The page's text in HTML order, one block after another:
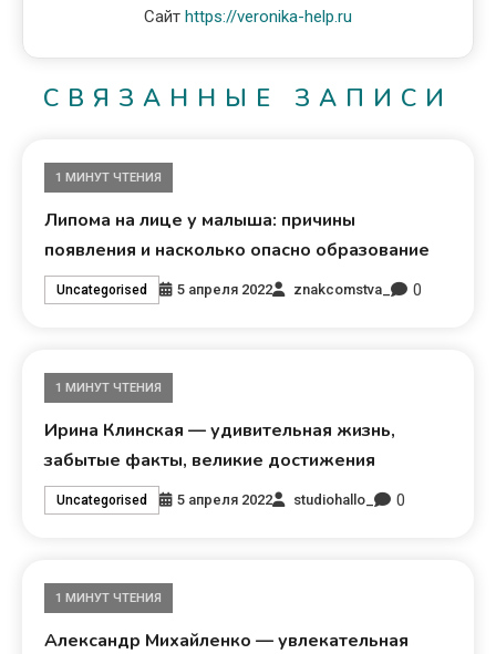
Сайт https://veronika-help.ru
СВЯЗАННЫЕ ЗАПИСИ
1 МИНУТ ЧТЕНИЯ
Липома на лице у малыша: причины
появления и насколько опасно образование
Uncategorised 5 апреля 2022 znakcomstva_ 0
1 МИНУТ ЧТЕНИЯ
Ирина Клинская — удивительная жизнь,
забытые факты, великие достижения
Uncategorised 5 апреля 2022 studiohallo_ 0
1 МИНУТ ЧТЕНИЯ
Александр Михайленко — увлекательная